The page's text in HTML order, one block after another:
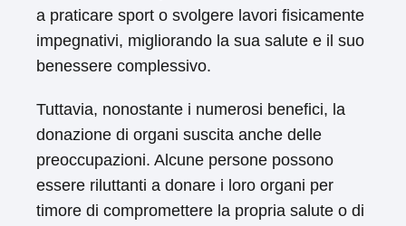
a praticare sport o svolgere lavori fisicamente
impegnativi, migliorando la sua salute e il suo
benessere complessivo.
Tuttavia, nonostante i numerosi benefici, la
donazione di organi suscita anche delle
preoccupazioni. Alcune persone possono
essere riluttanti a donare i loro organi per
timore di compromettere la propria salute o di